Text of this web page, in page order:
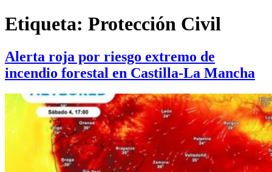
Etiqueta: Protección Civil
Alerta roja por riesgo extremo de
incendio forestal en Castilla-La Mancha